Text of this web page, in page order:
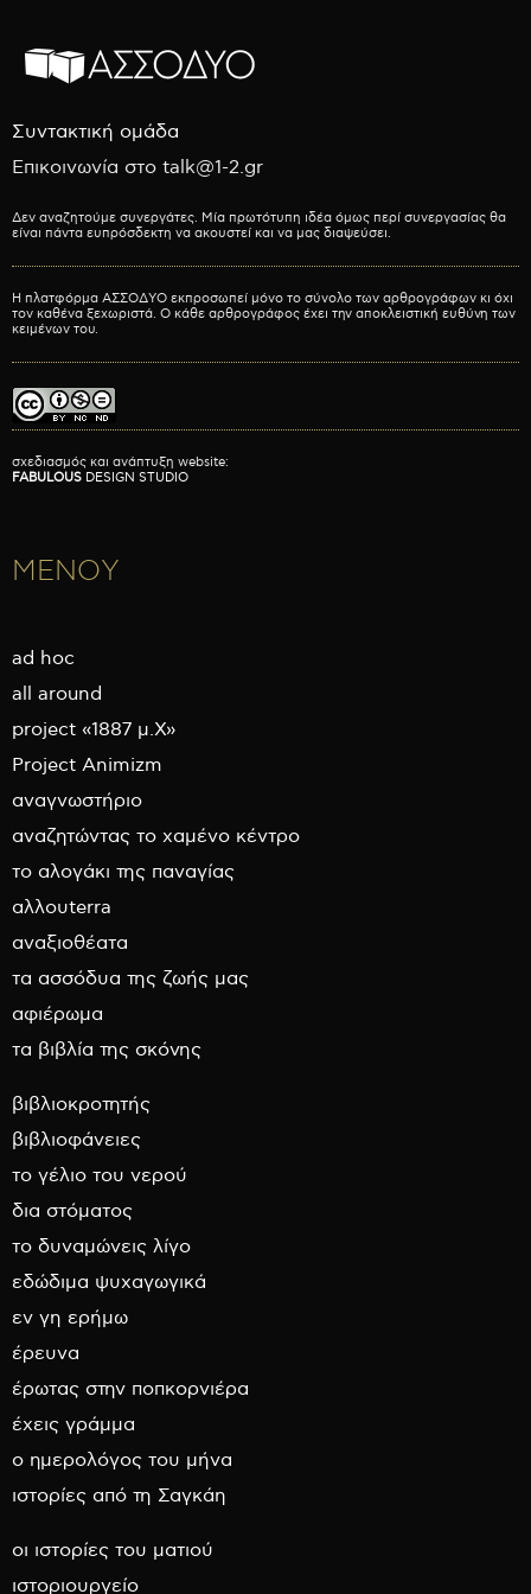
Συντακτική ομάδα
Επικοινωνία στο talk@1-2.gr
Δεν αναζητούμε συνεργάτες. Μία πρωτότυπη ιδέα όμως περί συνεργασίας θα
είναι πάντα ευπρόσδεκτη να ακουστεί και να μας διαψεύσει.
Η πλατφόρμα ΑΣΣΟΔΥΟ εκπροσωπεί μόνο το σύνολο των αρθρογράφων κι όχι
τον καθένα ξεχωριστά. Ο κάθε αρθρογράφος έχει την αποκλειστική ευθύνη των
κειμένων του.
σχεδιασμός και ανάπτυξη website:
FABULOUS DESIGN STUDIO
ΜΕΝΟΥ
ad hoc
all around
project «1887 μ.Χ»
Project Animizm
αναγνωστήριο
αναζητώντας το χαμένο κέντρο
το αλογάκι της παναγίας
αλλουterra
αναξιοθέατα
τα ασσόδυα της ζωής μας
αφιέρωμα
τα βιβλία της σκόνης
βιβλιοκροτητής
βιβλιοφάνειες
το γέλιο του νερού
δια στόματος
το δυναμώνεις λίγο
εδώδιμα ψυχαγωγικά
εν γη ερήμω
έρευνα
έρωτας στην ποπκορνιέρα
έχεις γράμμα
ο ημερολόγος του μήνα
ιστορίες από τη Σαγκάη
οι ιστορίες του ματιού
ιστοριουργείο